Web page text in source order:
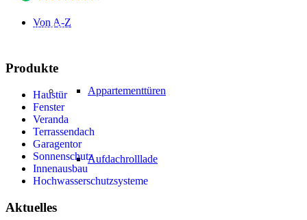
Von A-Z
Appartementtüren
Aufdachrolllade
verified by Trustindex
Produkte
Haustür
Fenster
Veranda
Terrassendach
Garagentor
Sonnenschutz
Innenausbau
Hochwasserschutzsysteme
Aktuelles